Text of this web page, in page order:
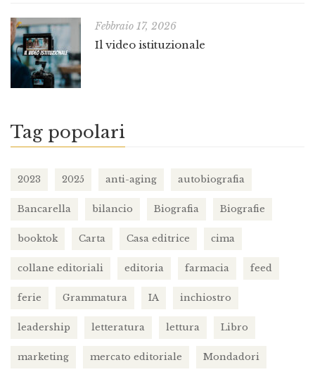
Febbraio 17, 2026
Il video istituzionale
Tag popolari
2023 2025 anti-aging autobiografia
Bancarella bilancio Biografia Biografie
booktok Carta Casa editrice cima
collane editoriali editoria farmacia feed
ferie Grammatura IA inchiostro
leadership letteratura lettura Libro
marketing mercato editoriale Mondadori